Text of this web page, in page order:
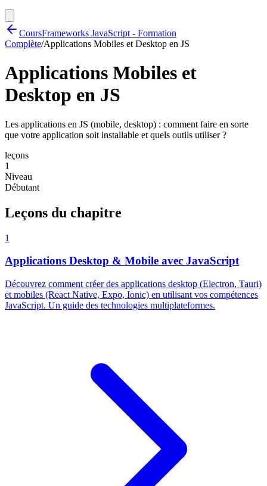
CoursFrameworks JavaScript - Formation
Complète/Applications Mobiles et Desktop en JS
Applications Mobiles et
Desktop en JS
Les applications en JS (mobile, desktop) : comment faire en sorte
que votre application soit installable et quels outils utiliser ?
leçons
1
Niveau
Débutant
Leçons du chapitre
1
Applications Desktop & Mobile avec JavaScript
Découvrez comment créer des applications desktop (Electron, Tauri)
et mobiles (React Native, Expo, Ionic) en utilisant vos compétences
JavaScript. Un guide des technologies multiplateformes.